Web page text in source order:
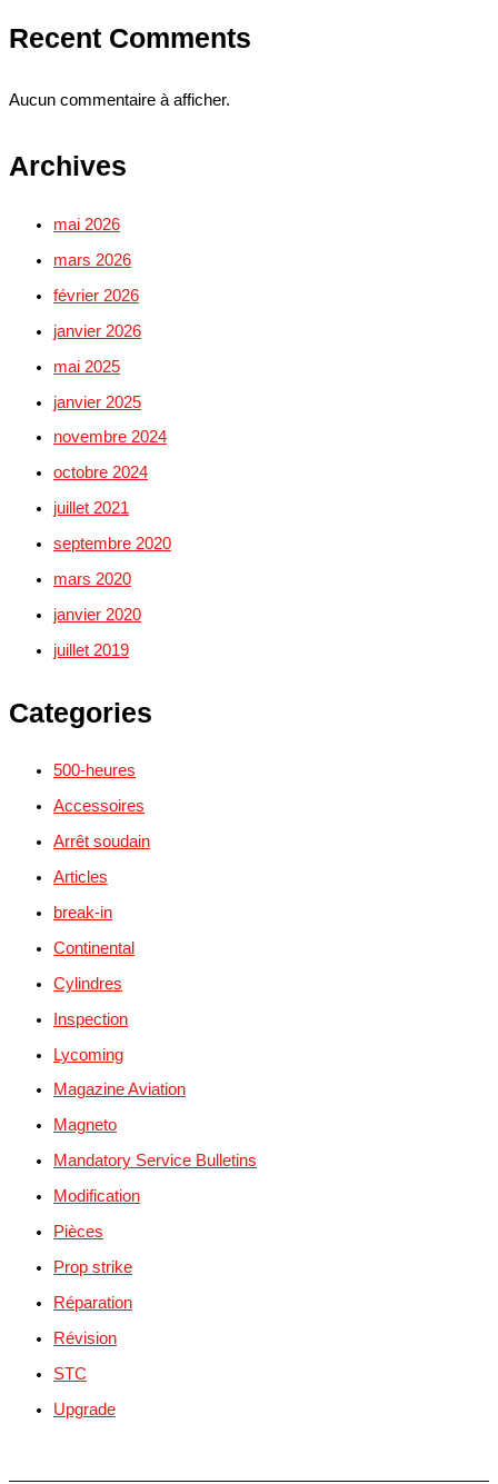
Recent Comments
Aucun commentaire à afficher.
Archives
mai 2026
mars 2026
février 2026
janvier 2026
mai 2025
janvier 2025
novembre 2024
octobre 2024
juillet 2021
septembre 2020
mars 2020
janvier 2020
juillet 2019
Categories
500-heures
Accessoires
Arrêt soudain
Articles
break-in
Continental
Cylindres
Inspection
Lycoming
Magazine Aviation
Magneto
Mandatory Service Bulletins
Modification
Pièces
Prop strike
Réparation
Révision
STC
Upgrade